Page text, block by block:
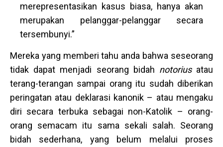
merepresentasikan kasus biasa, hanya akan
merupakan pelanggar-pelanggar secara
tersembunyi.”
Mereka yang memberi tahu anda bahwa seseorang
tidak dapat menjadi seorang bidah notoriusatau
terang-terangan sampai orang itu sudah diberikan
peringatan atau deklarasi kanonik – atau mengaku
diri secara terbuka sebagai non-Katolik – orang-
orang semacam itu sama sekali salah. Seorang
bidah sederhana, yang belum melalui proses